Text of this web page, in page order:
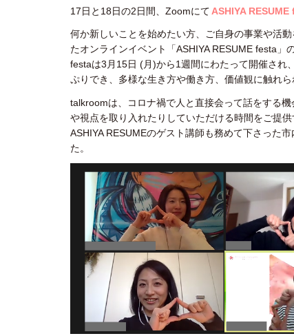
17日と18日の2日間、Zoomにて ASHIYA
何か新しいことを始めたい方、ご自身の事業や活
たオンラインイベント「ASHIYA RESUME festa」
festaは3月15日 (月)から1週間にわたって開催され
ぷりでき、多様な生き方や働き方、価値観に触れら
talkroomは、コロナ禍で人と直接会って話をする
や視点を取り入れたりしていただける時間をご提
ASHIYA RESUMEのゲスト講師も務めて下さった
た。